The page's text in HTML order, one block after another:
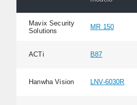
Mavix Security
Solutions
MR 150
ACTi B87
Hanwha Vision LNV-6030R